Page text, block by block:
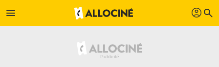
menu profil search